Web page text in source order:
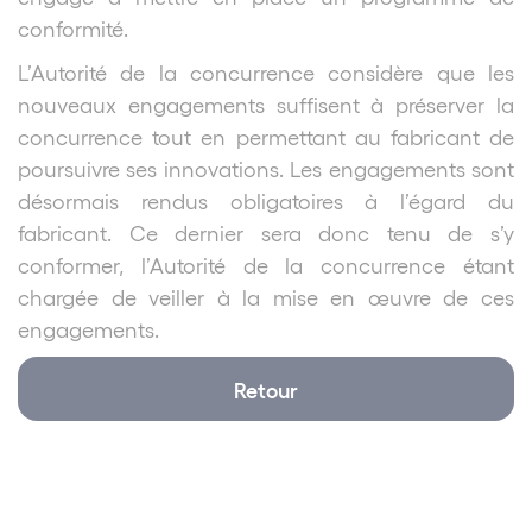
conformité.
L’Autorité de la concurrence considère que les
nouveaux engagements suffisent à préserver la
concurrence tout en permettant au fabricant de
poursuivre ses innovations. Les engagements sont
désormais rendus obligatoires à l’égard du
fabricant. Ce dernier sera donc tenu de s’y
conformer, l’Autorité de la concurrence étant
chargée de veiller à la mise en œuvre de ces
engagements.
Retour